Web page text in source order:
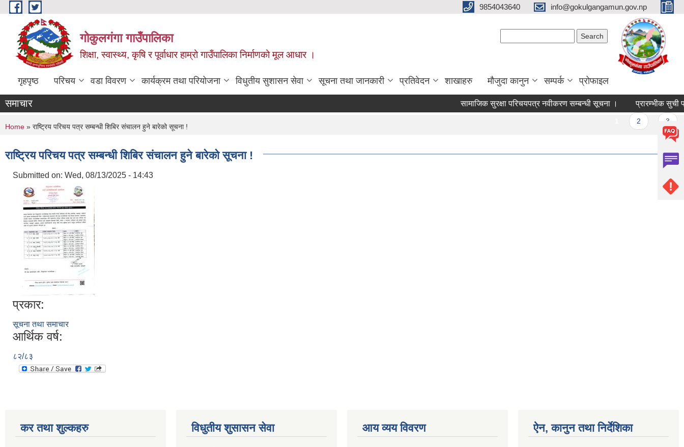
Skip to main content 9854043640 info@gokulgangamun.gov.np
गोकुलगंगा गाउँपालिका
शिक्षा, स्वास्थ्य, कृषि र पूर्वाधार हाम्रो गाउँपालिका निर्माणको मूल आधार ।
गृहपृष्ठ परिचय वडा विवरण कार्यक्रम तथा परियोजना विधुतीय सुशासन सेवा सूचना तथा जानकारी प्रतिवेदन शाखाहरु मौजुदा कानुन सम्पर्क प्रोफाइल
समाचार सामाजिक सुरक्षा परिचयपत्र नवीकरण सम्बन्धी सूचना । प्रारम्भीक सुची
You are here
Home » राष्ट्रिय परिचय पत्र सम्बन्धी शिबिर संचालन हुने बारेको सूचना !
राष्ट्रिय परिचय पत्र सम्बन्धी शिबिर संचालन हुने बारेको सूचना !
Submitted on: Wed, 08/13/2025 - 14:43
प्रकार:
सूचना तथा समाचार
आर्थिक वर्ष:
८२/८३
कर तथा शुल्कहरु विधुतीय शुसासन सेवा आय व्यय विवरण ऐन, कानुन तथा निर्देशिका